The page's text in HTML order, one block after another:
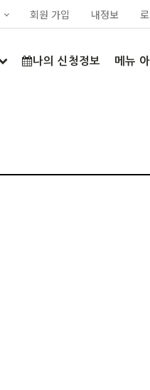
회원 가입 내정보
나의 신청정보 메뉴